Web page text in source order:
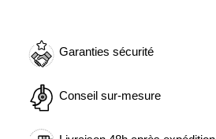
Garanties sécurité
Conseil sur-mesure